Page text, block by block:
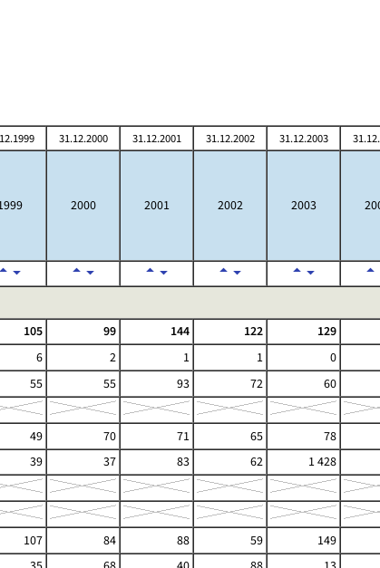
31.12.2000 31.12.2001 31.12.2002 31.12.2003
2000 2001 2002 2003
105 99 144 122
129
6 2 1 1
0
55 55 93 72
60
49 70 71 65
78
39 37 83 62
1 428
107 84 88 59
149